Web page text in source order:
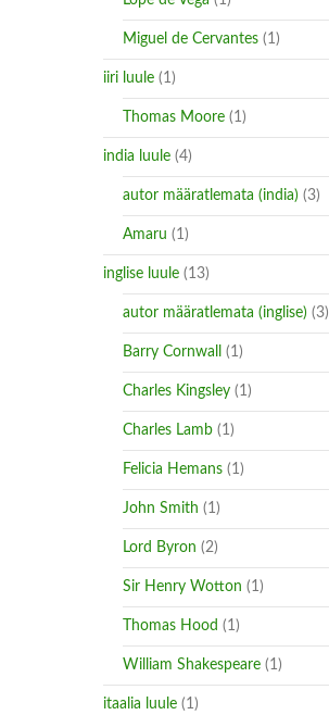
Miguel de Cervantes (1)
iiri luule (1)
Thomas Moore (1)
india luule (4)
autor määratlemata (india) (3)
Amaru (1)
inglise luule (13)
autor määratlemata (inglise) (3)
Barry Cornwall (1)
Charles Kingsley (1)
Charles Lamb (1)
Felicia Hemans (1)
John Smith (1)
Lord Byron (2)
Sir Henry Wotton (1)
Thomas Hood (1)
William Shakespeare (1)
itaalia luule (1)